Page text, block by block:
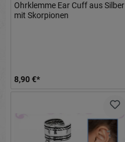
Ohrklemme Ear Cuff aus Silber
mit Skorpionen
8,90 €*